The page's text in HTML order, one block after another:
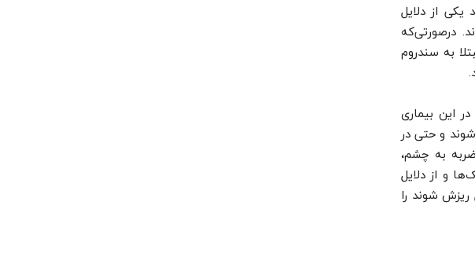
از دلایل
درصورتی‌که
به سندروم
این بیماری
و حتی در
ضربه به چشم،
و از دلایل
ریزش شوند را